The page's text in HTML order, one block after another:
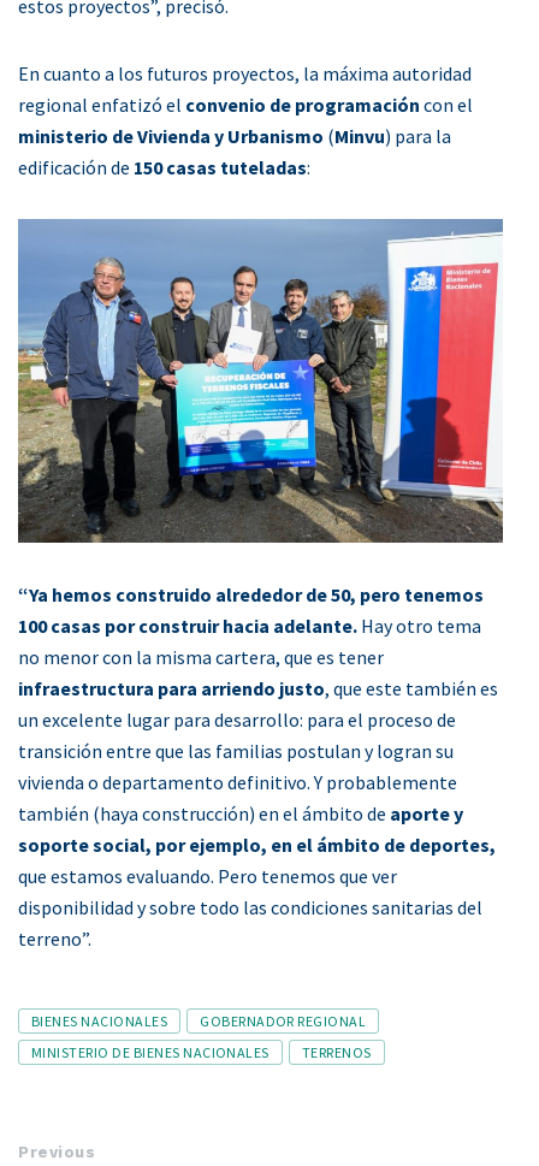
estos proyectos”, precisó.
En cuanto a los futuros proyectos, la máxima autoridad
regional enfatizó el convenio de programación con el
ministerio de Vivienda y Urbanismo (Minvu) para la
edificación de 150 casas tuteladas:
“Ya hemos construido alrededor de 50, pero tenemos
100 casas por construir hacia adelante. Hay otro tema
no menor con la misma cartera, que es tener
infraestructura para arriendo justo, que este también es
un excelente lugar para desarrollo: para el proceso de
transición entre que las familias postulan y logran su
vivienda o departamento definitivo. Y probablemente
también (haya construcción) en el ámbito de aporte y
soporte social, por ejemplo, en el ámbito de deportes,
que estamos evaluando. Pero tenemos que ver
disponibilidad y sobre todo las condiciones sanitarias del
terreno”.
Tags
BIENES NACIONALES
GOBERNADOR REGIONAL
MINISTERIO DE BIENES NACIONALES
TERRENOS
Previous